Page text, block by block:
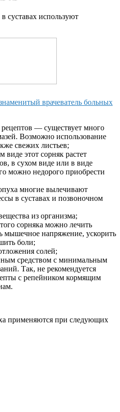
суставах используют
врачеватель больных
рецептов — существует много
Возможно использование
свежих листьев;
этот сорняк растет
в сухом виде или в виде
можно недорого приобрести
многие вылечивают
в суставах и позвоночном
из организма;
сорняка можно лечить
мышечное напряжение, ускорить
боли;
солей;
средством с минимальным
Так, не рекомендуется
с репейником кормящим
применяются при следующих